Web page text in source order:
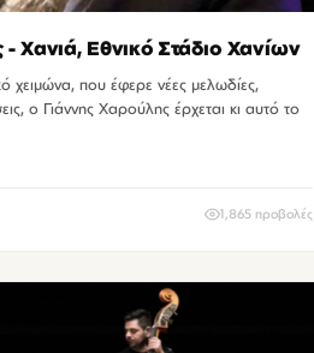
Χανιά, Εθνικό Στάδιο Χανίων
χειμώνα, που έφερε νέες μελωδίες,
ο Γιάννης Χαρούλης έρχεται κι αυτό το
1,865 προβολές